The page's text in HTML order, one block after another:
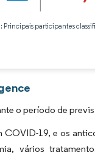
participantes
o período de
19, e os
vários